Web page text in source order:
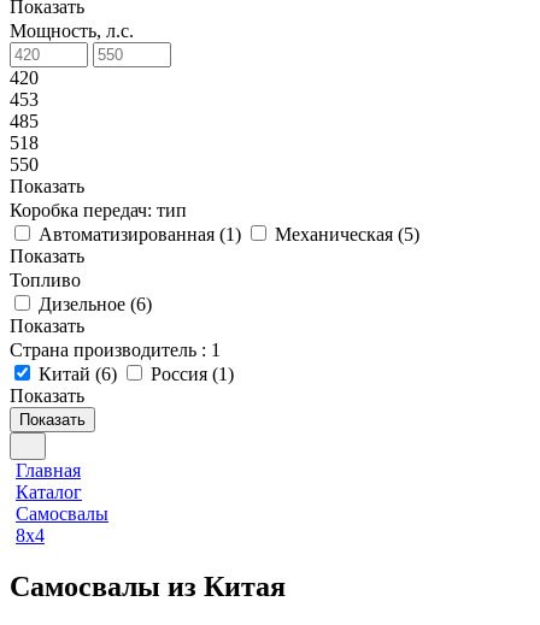
Показать
Мощность, л.с.
420
453
485
518
550
Показать
Коробка передач: тип
Автоматизированная (1) Механическая (5)
Показать
Топливо
Дизельное (6)
Показать
Страна производитель : 1
Китай (6) Россия (1)
Показать
Показать
Главная
Каталог
Самосвалы
8x4
Самосвалы из Китая